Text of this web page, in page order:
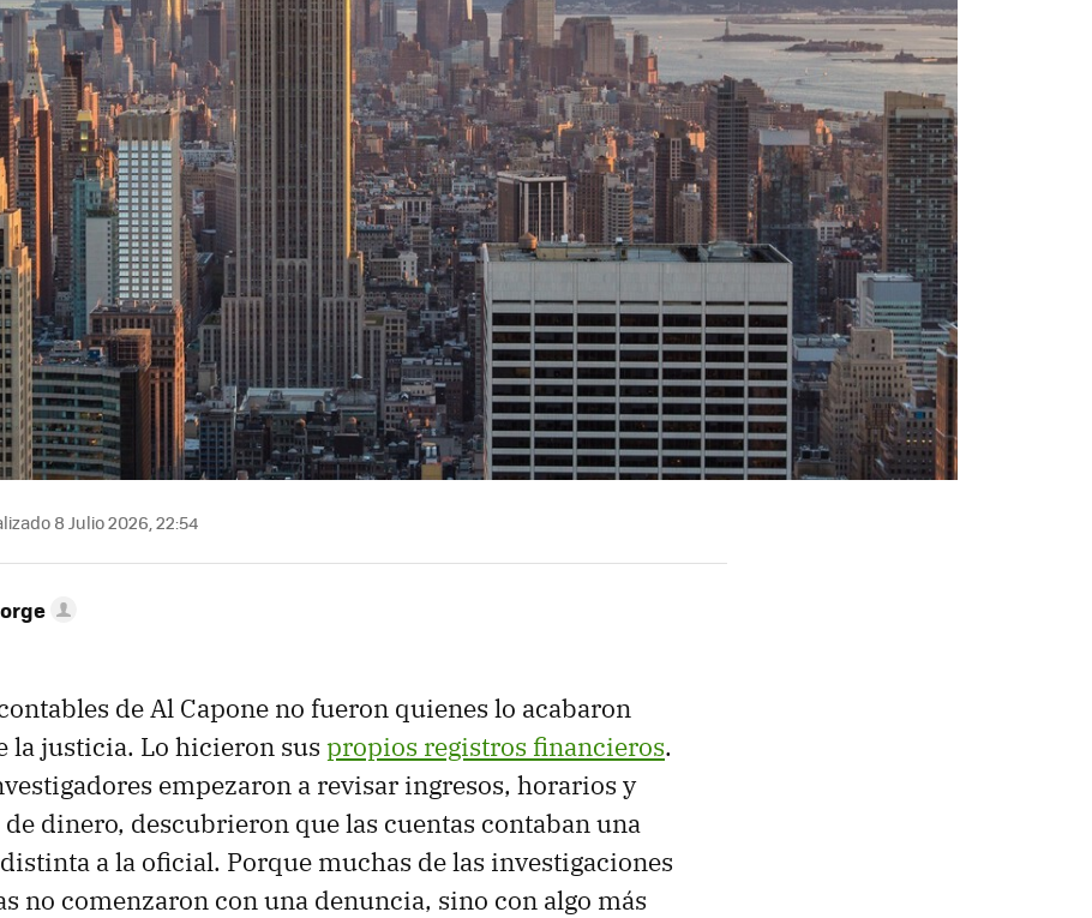
8 Julio 2026, 22:54
de Al Capone no fueron quienes lo acabaron
la justicia. Lo hicieron sus propios registros financieros.
empezaron a revisar ingresos, horarios y
dinero, descubrieron que las cuentas contaban una
a la oficial. Porque muchas de las investigaciones
no comenzaron con una denuncia, sino con algo más